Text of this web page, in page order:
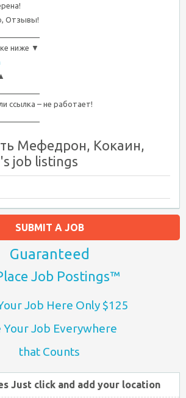
Отзывы!
ниже ▼
ссылка – не работает!
Мефедрон, Кокаин,
job listings
SUBMIT A JOB
Guaranteed
Job Postings™
Job Here Only $125
Your Job Everywhere
that Counts
Just click and add your location